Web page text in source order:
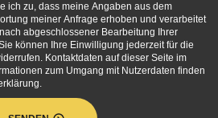
ich zu, dass meine Angaben aus dem
meiner Anfrage erhoben und verarbeitet
abgeschlossener Bearbeitung Ihrer
können Ihre Einwilligung jederzeit für die
Kontaktdaten auf dieser Seite im
zum Umgang mit Nutzerdaten finden